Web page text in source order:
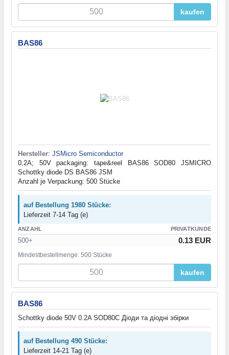
kaufen
BAS86
Hersteller: JSMicro Semiconductor
0,2A; 50V packaging: tape&reel BAS86 SOD80 JSMICRO
Schottky diode DS BAS86 JSM
Anzahl je Verpackung: 500 Stücke
auf Bestellung 1980 Stücke:
Lieferzeit 7-14 Tag (e)
ANZAHL PRIVATKUNDE
500+ 0.13 EUR
Mindestbestellmenge: 500 Stücke
kaufen
BAS86
Schottky diode 50V 0.2A SOD80C Діоди та діодні збірки
auf Bestellung 490 Stücke:
Lieferzeit 14-21 Tag (e)